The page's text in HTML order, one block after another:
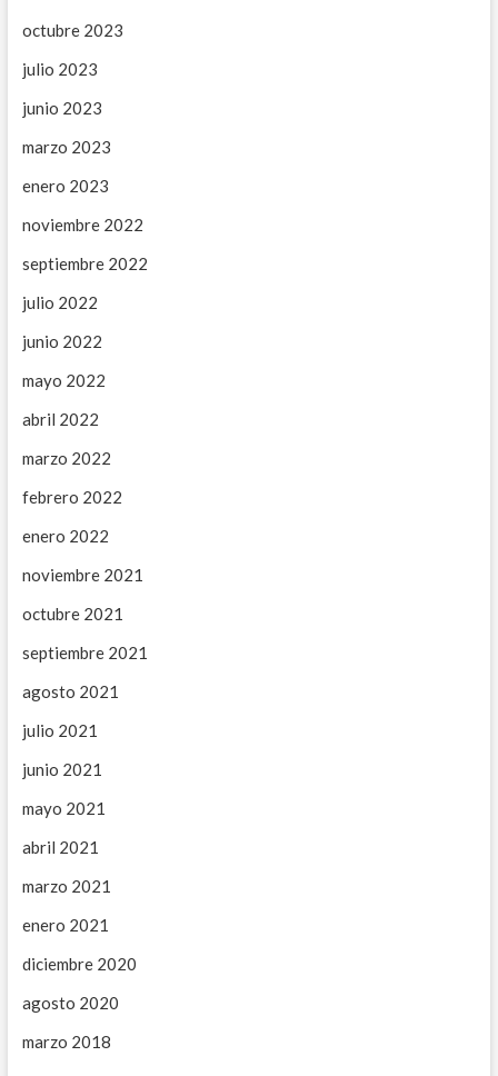
octubre 2023
julio 2023
junio 2023
marzo 2023
enero 2023
noviembre 2022
septiembre 2022
julio 2022
junio 2022
mayo 2022
abril 2022
marzo 2022
febrero 2022
enero 2022
noviembre 2021
octubre 2021
septiembre 2021
agosto 2021
julio 2021
junio 2021
mayo 2021
abril 2021
marzo 2021
enero 2021
diciembre 2020
agosto 2020
marzo 2018